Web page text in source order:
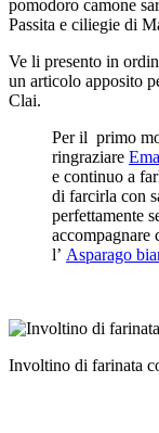
pomodoro camone
Passita e ciliegie di
Ve li presento in
un articolo apposito
Clai.
Per il primo
ringraziare
e continuo a
di farcirla con
perfettamente
accompagnare
l’ Asparago
Involtino di farinata